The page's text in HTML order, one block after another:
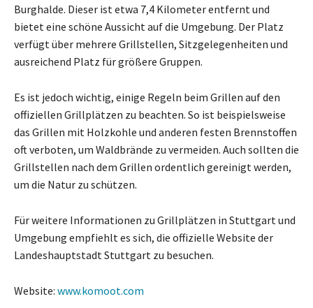
Burghalde. Dieser ist etwa 7,4 Kilometer entfernt und
bietet eine schöne Aussicht auf die Umgebung. Der Platz
verfügt über mehrere Grillstellen, Sitzgelegenheiten und
ausreichend Platz für größere Gruppen.
Es ist jedoch wichtig, einige Regeln beim Grillen auf den
offiziellen Grillplätzen zu beachten. So ist beispielsweise
das Grillen mit Holzkohle und anderen festen Brennstoffen
oft verboten, um Waldbrände zu vermeiden. Auch sollten die
Grillstellen nach dem Grillen ordentlich gereinigt werden,
um die Natur zu schützen.
Für weitere Informationen zu Grillplätzen in Stuttgart und
Umgebung empfiehlt es sich, die offizielle Website der
Landeshauptstadt Stuttgart zu besuchen.
Website: www.komoot.com